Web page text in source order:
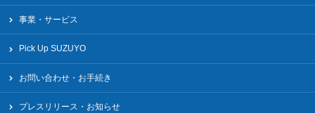
事業・サービス
Pick Up SUZUYO
お問い合わせ・お手続き
プレスリリース・お知らせ